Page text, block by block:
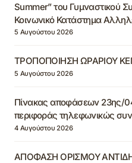
Summer” του Γυμναστικού
Κοινωνικό Κατάστημα
5 Αυγούστου 2026
ΤΡΟΠΟΠΟΙΗΣΗ ΩΡΑΡΙΟΥ
5 Αυγούστου 2026
Πίνακας αποφάσεων 23ης/
περιφοράς τηλεφωνικώς
4 Αυγούστου 2026
ΑΠΟΦΑΣΗ ΟΡΙΣΜΟΥ